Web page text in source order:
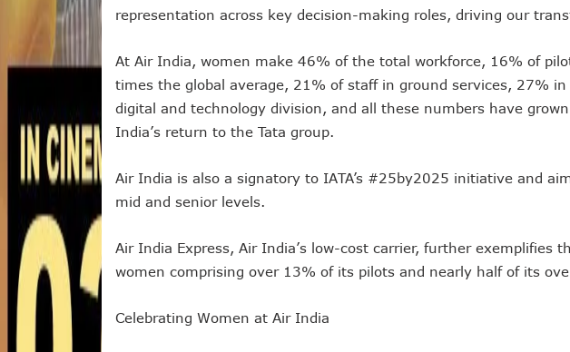
representation across key decision-making roles, driving our
At Air India, women make 46% of the total workforce, 16% of
times the global average, 21% of staff in ground services, 27%
digital and technology division, and all these numbers have
India’s return to the Tata group.
Air India is also a signatory to IATA’s #25by2025 initiative and
mid and senior levels.
Air India Express, Air India’s low-cost carrier, further exemplifies
women comprising over 13% of its pilots and nearly half of its
Celebrating Women at Air India